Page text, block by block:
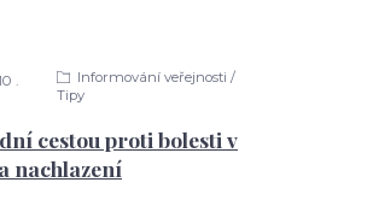
cestou proti bolesti v
nachlazení
Informování veřejnosti /
Tipy